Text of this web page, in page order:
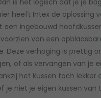
heeft Intex de oplossing
ingebouwd
van een
Deze verhoging is prettig
of als vervangen van je
het kussen toch
je niet je eigen kussen van